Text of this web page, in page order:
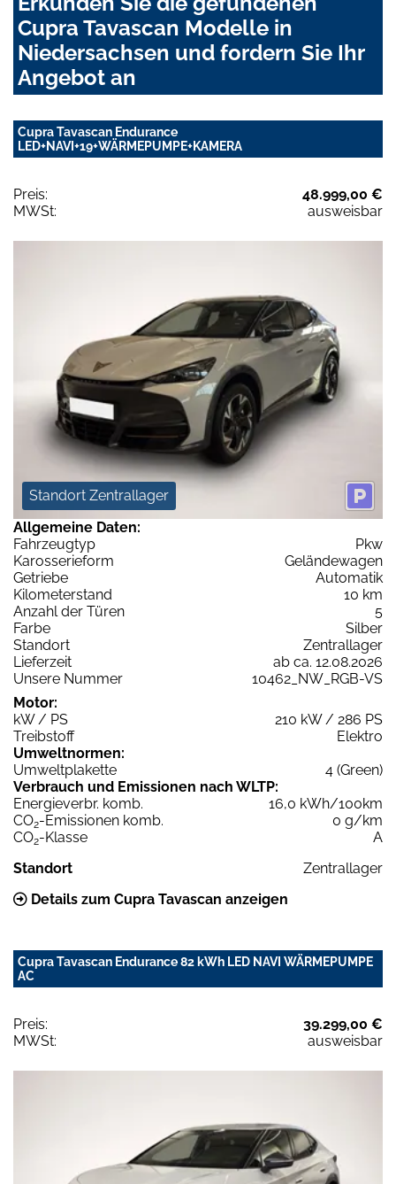
Cupra Tavascan Modelle in
Niedersachsen und fordern Sie Ihr
Angebot an
Cupra Tavascan Endurance
LED+NAVI+19+WÄRMEPUMPE+KAMERA
Preis:
48.999,00 €
MWSt:
ausweisbar
Standort Zentrallager
Allgemeine Daten:
Fahrzeugtyp
Pkw
Karosserieform
Geländewagen
Getriebe
Automatik
Kilometerstand
10 km
Anzahl der Türen
5
Farbe
Silber
Standort
Zentrallager
Lieferzeit
ab ca. 12.08.2026
Unsere Nummer
10462_NW_RGB-VS
Motor:
kW / PS
210 kW / 286 PS
Treibstoff
Elektro
Umweltnormen:
Umweltplakette
4 (Green)
Verbrauch und Emissionen nach WLTP:
Energieverbr. komb.
16,0 kWh/100km
CO2-Emissionen komb.
0 g/km
CO2-Klasse
A
Standort
Zentrallager
Details zum Cupra Tavascan anzeigen
Cupra Tavascan Endurance 82 kWh LED NAVI WÄRMEPUMPE
AC
Preis:
39.299,00 €
MWSt:
ausweisbar